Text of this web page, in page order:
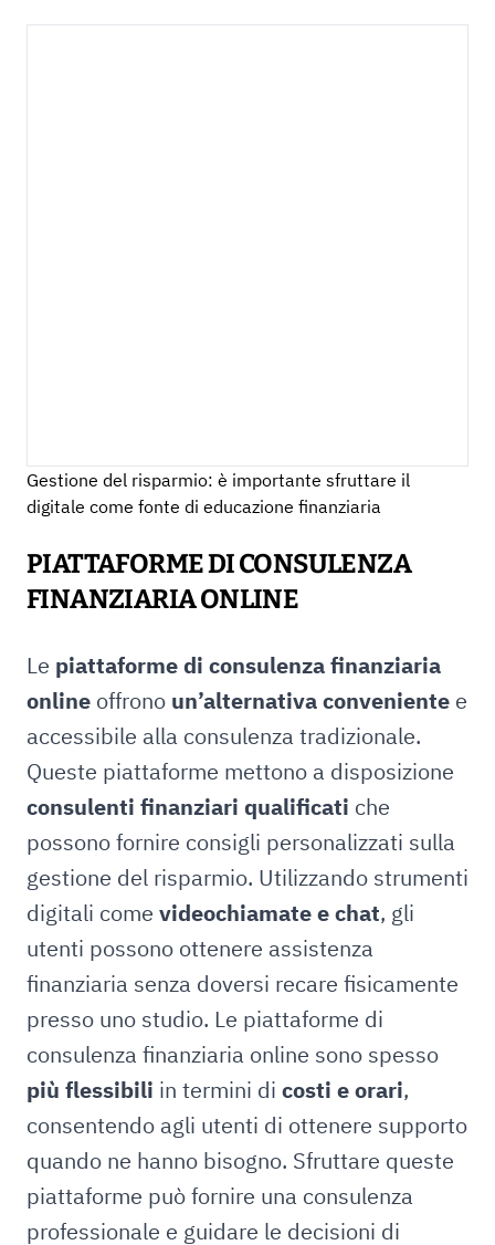
Gestione del risparmio: è importante sfruttare il
digitale come fonte di educazione finanziaria
PIATTAFORME DI CONSULENZA
FINANZIARIA ONLINE
Le piattaforme di consulenza finanziaria
online offrono un’alternativa conveniente e
accessibile alla consulenza tradizionale.
Queste piattaforme mettono a disposizione
consulenti finanziari qualificati che
possono fornire consigli personalizzati sulla
gestione del risparmio. Utilizzando strumenti
digitali come videochiamate e chat, gli
utenti possono ottenere assistenza
finanziaria senza doversi recare fisicamente
presso uno studio. Le piattaforme di
consulenza finanziaria online sono spesso
più flessibili in termini di costi e orari,
consentendo agli utenti di ottenere supporto
quando ne hanno bisogno. Sfruttare queste
piattaforme può fornire una consulenza
professionale e guidare le decisioni di